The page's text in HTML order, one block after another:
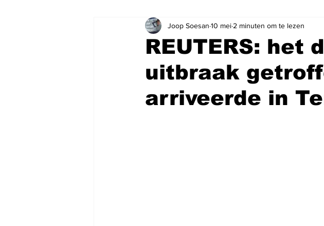
Jodendom en cultuur Podcast
REUTERS: het
uitbraak
arriveerde in
Joop Soesan 10 mei 2 minuten om te lezen